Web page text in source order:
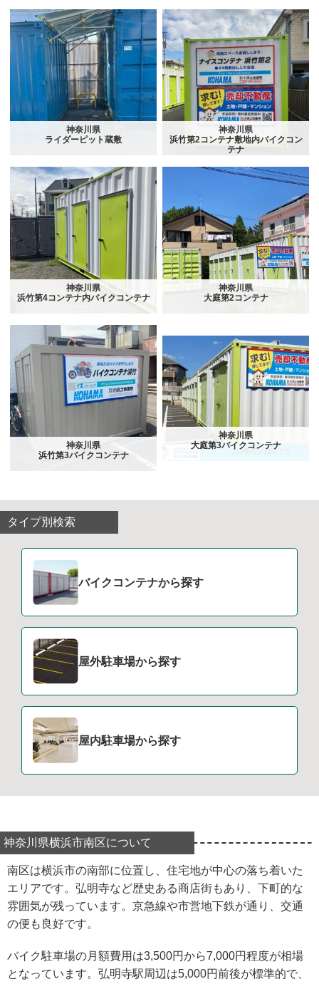
神奈川県
ライダーピット蔵敷
神奈川県
浜竹第2コンテナ敷地内バイクコン
テナ
神奈川県
浜竹第4コンテナ内バイクコンテナ
神奈川県
大庭第2コンテナ
神奈川県
浜竹第3バイクコンテナ
神奈川県
大庭第3バイクコンテナ
タイプ別検索
バイクコンテナから探す
屋外駐車場から探す
屋内駐車場から探す
神奈川県横浜市南区について
南区は横浜市の南部に位置し、住宅地が中心の落ち着いた
エリアです。弘明寺など歴史ある商店街もあり、下町的な
雰囲気が残っています。京急線や市営地下鉄が通り、交通
の便も良好です。
バイク駐車場の月額費用は3,500円から7,000円程度が相場
となっています。弘明寺駅周辺は5,000円前後が標準的で、